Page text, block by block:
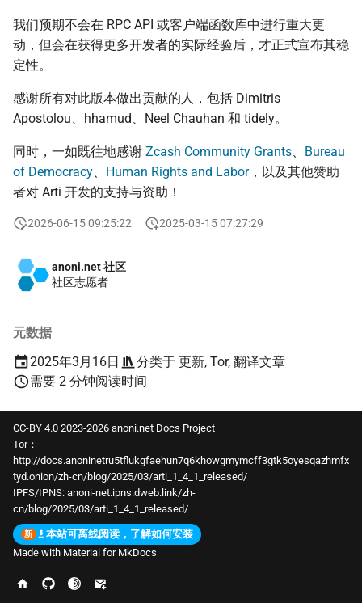
anoni.net 社区
社区志愿者
元数据
2025年3月16日
分类于 更新, Tor, 翻译文章
需要 2 分钟阅读时间
我们预期不会在 RPC API 或客户端函数库中进行重大更
动，但会在获得更多开发者的实际经验后，才正式宣布其稳
定性。
感谢所有对此版本做出贡献的人，包括 Dimitris
Apostolou、hhamud、Neel Chauhan 和 tidely。
同时，一如既往地感谢 Zcash Community Grants、 Bureau
of Democracy、 Human Rights and Labor，以及其他赞助
者对 Arti 开发的支持与资助！
2026-06-15 09:25:22 2025-03-15 07:27:29
CC-BY 4.0 2023-2026 anoni.net Docs Project
Tor：
http://docs.anoninetru5tflukgfaehun7q6khowgmymcff3gtk5oyesqazhmfx
tyd.onion/zh-cn/blog/2025/03/arti_1_4_1_released/
IPFS/IPNS: anoni-net.ipns.dweb.link/zh-
cn/blog/2025/03/arti_1_4_1_released/
本站可离线阅读，了解如何安装
Made with Material for MkDocs